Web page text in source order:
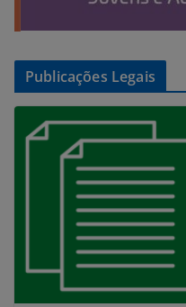
Publicações Legais